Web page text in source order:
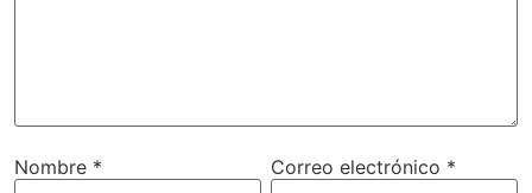
Nombre * Correo electrónico *